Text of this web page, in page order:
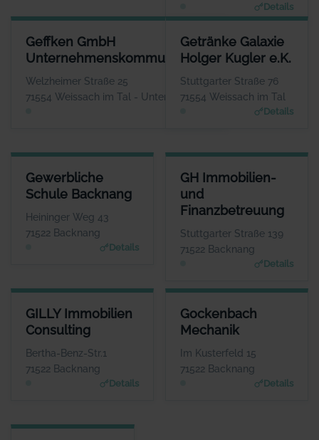
Details
Geffken GmbH
Unternehmenskommunikation
Welzheimer Straße 25
71554 Weissach im Tal - Unterweissach
GEFFKEN GMBH UNTERNEHMENSKOMMUNIKATION
ANSPRECHPARTNER
Herr Thomas Geffken
WEBSITE
www.geffken.net
Getränke Galaxie
Holger Kugler e.K.
Stuttgarter Straße 76
71554 Weissach im Tal
Details
GETRÄNKE GALAXIE HOLGER
Herr
www.getraenke-
Gewerbliche
Schule Backnang
Heininger Weg 43
71522 Backnang
Details
GEWERBLICHE SCHULE BACKNANG
ANSPRECHPARTNER
Frau Isolde Fleuchaus
WEBSITE
GH Immobilien-
und
Finanzbetreuung
Stuttgarter Straße 139
71522 Backnang
Details
GH IMMOBILIEN- UND
GILLY Immobilien
Consulting
Bertha-Benz-Str.1
71522 Backnang
Details
GILLY IMMOBILIEN CONSULTING
Herr Marcel Gilly
www.gilly-immobilien.de
Gockenbach
Mechanik
Im Kusterfeld 15
71522 Backnang
Details
GOCKENBACH MECHANIK
ANSPRECHPARTNER
Frau Barbara Braun
www.gockenbach-faess